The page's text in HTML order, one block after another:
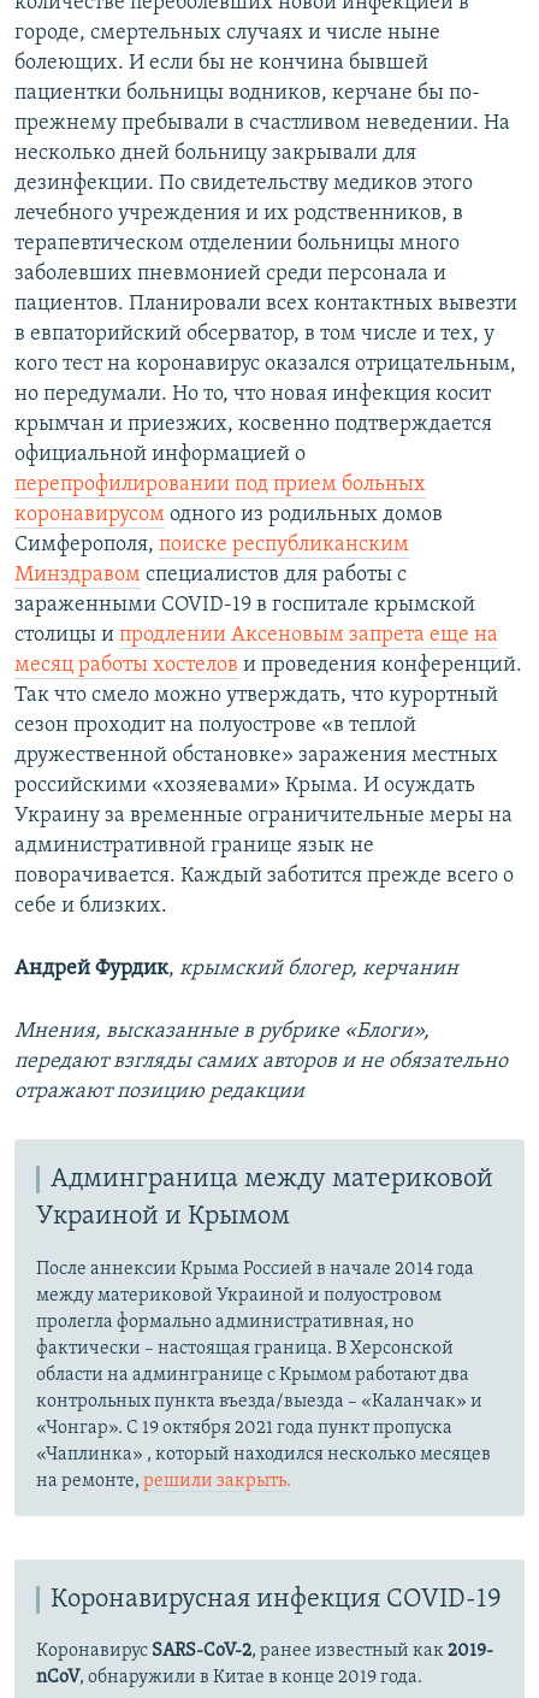
городе, смертельных случаях и числе ныне
болеющих. И если бы не кончина бывшей
пациентки больницы водников, керчане бы по-
прежнему пребывали в счастливом неведении. На
несколько дней больницу закрывали для
дезинфекции. По свидетельству медиков этого
лечебного учреждения и их родственников, в
терапевтическом отделении больницы много
заболевших пневмонией среди персонала и
пациентов. Планировали всех контактных вывезти
в евпаторийский обсерватор, в том числе и тех, у
кого тест на коронавирус оказался отрицательным,
но передумали. Но то, что новая инфекция косит
крымчан и приезжих, косвенно подтверждается
официальной информацией о
перепрофилировании под прием больных
коронавирусом одного из родильных домов
Симферополя, поиске республиканским
Минздравом специалистов для работы с
зараженными COVID-19 в госпитале крымской
столицы и продлении Аксеновым запрета еще на
месяц работы хостелов и проведения конференций.
Так что смело можно утверждать, что курортный
сезон проходит на полуострове «в теплой
дружественной обстановке» заражения местных
российскими «хозяевами» Крыма. И осуждать
Украину за временные ограничительные меры на
административной границе язык не
поворачивается. Каждый заботится прежде всего о
себе и близких.
Андрей Фурдик, крымский блогер, керчанин
Мнения, высказанные в рубрике «Блоги»,
передают взгляды самих авторов и не обязательно
отражают позицию редакции
Админграница между материковой
Украиной и Крымом
После аннексии Крыма Россией в начале 2014 года
между материковой Украиной и полуостровом
пролегла формально административная, но
фактически – настоящая граница. В Херсонской
области на админгранице с Крымом работают два
контрольных пункта въезда/выезда – «Каланчак» и
«Чонгар». С 19 октября 2021 года пункт пропуска
«Чаплинка» , который находился несколько месяцев
на ремонте, решили закрыть.
Коронавирусная инфекция COVID-19
Коронавирус SARS-CoV-2, ранее известный как2019-
nCoV, обнаружили в Китае в конце 2019 года.